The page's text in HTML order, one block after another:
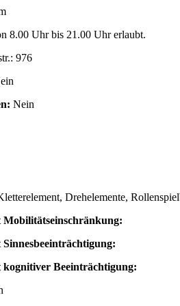
8.00 Uhr bis 21.00 Uhr erlaubt.
976
Nein
Drehelemente,
Beeinträchtigung: